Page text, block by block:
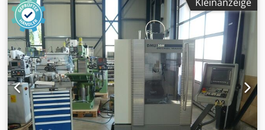
Aufspannfläche 1000 mm x 440 mm ) >> Drehzahl: 40 -
2000 U/min >> Vorschub und Eilgang in 3 Achsen >>
Vorschub von 8 bis 400 mm/min >> Eilgang 1500 mm/min
in allen Vorschubrichtungen >> Antriebsleistung .:ca. 2,2
KW >> Verfahrwege X/Y/Z: 800/300/400 mm ( Verfahrweg Y
noch 200 verschiebbar ) >> Ausrüstung: Vertikal &
Horizontalspindel >> Vertikalpinole und Horizontalpinole
ausfahrbar - SK- 40 >> Anzugssystem S20x2
Crjwvvhhezlqaiehef >> Gewicht ca. 1900 Kg Zubehör und
Ausstattung: >> Zentralschmierung >> Umbau